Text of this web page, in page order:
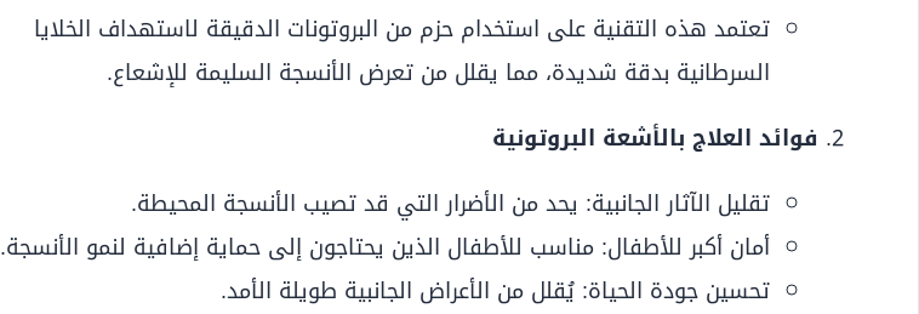
تعتمد هذه التقنية على استخدام حزم من البروتونات الدقيقة لاستهداف الخلايا
السرطانية بدقة شديدة، مما يقلل من تعرض الأنسجة السليمة للإشعاع.
فوائد العلاج بالأشعة البروتونية
تقليل الآثار الجانبية: يحد من الأضرار التي قد تصيب الأنسجة المحيطة.
أمان أكبر للأطفال: مناسب للأطفال الذين يحتاجون إلى حماية إضافية لنمو الأنسجة.
تحسين جودة الحياة: يُقلل من الأعراض الجانبية طويلة الأمد.